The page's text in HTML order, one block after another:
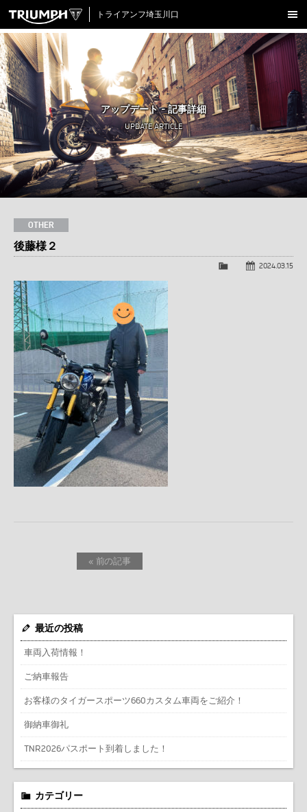
トライアンフ埼玉川口
新車在庫情報
試乗車一覧
認定中古車
アクセサリー
クロージング
アップデート
店舗情報
採用情報
TRIUMPH OFFICIAL SITE
LINE FacebookInstagram
X
アップデート - 記事詳細
UPDATE ARTICLE
OTHER
後藤様２
2024.03.15
« 前の記事
最近の投稿
車両入荷情報！
ご納車報告
お客様のタイガースポーツ660カスタム車両をご紹介！
御納車御礼
TNR2026パスポート到着しました！
カテゴリー